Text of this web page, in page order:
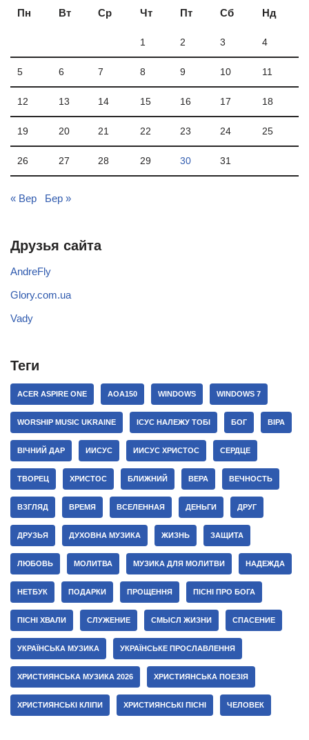
Пн
Вт Ср Чт Пт Сб Нд
1 2 3 4
5 6 7 8 9 10 11
12 13 14 15 16 17 18
19 20 21 22 23 24 25
26 27 28 29 30 31
« Вер Бер »
Друзья сайта
AndreFly
Glory.com.ua
Vady
Теги
ACER ASPIRE ONE AOA150 WINDOWS WINDOWS 7
WORSHIP MUSIC UKRAINE ІСУС НАЛЕЖУ ТОБІ БОГ ВІРА
ВІЧНИЙ ДАР ИИСУС ИИСУС ХРИСТОС СЕРДЦЕ
ТВОРЕЦ ХРИСТОС БЛИЖНИЙ ВЕРА ВЕЧНОСТЬ
ВЗГЛЯД ВРЕМЯ ВСЕЛЕННАЯ ДЕНЬГИ ДРУГ
ДРУЗЬЯ ДУХОВНА МУЗИКА ЖИЗНЬ ЗАЩИТА
ЛЮБОВЬ МОЛИТВА МУЗИКА ДЛЯ МОЛИТВИ НАДЕЖДА
НЕТБУК ПОДАРКИ ПРОЩЕННЯ ПІСНІ ПРО БОГА
ПІСНІ ХВАЛИ СЛУЖЕНИЕ СМЫСЛ ЖИЗНИ СПАСЕНИЕ
УКРАЇНСЬКА МУЗИКА УКРАЇНСЬКЕ ПРОСЛАВЛЕННЯ
ХРИСТИЯНСЬКА МУЗИКА 2026 ХРИСТИЯНСЬКА ПОЕЗІЯ
ХРИСТИЯНСЬКІ КЛІПИ ХРИСТИЯНСЬКІ ПІСНІ ЧЕЛОВЕК